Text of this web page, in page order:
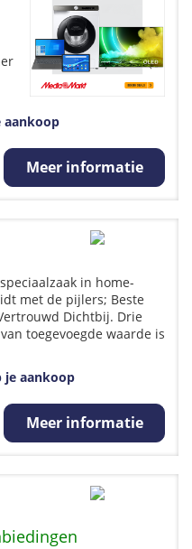
aankoop
Meer informatie
in home-
met de pijlers; Beste
Dichtbij. Drie
toegevoegde waarde is
je aankoop
Meer informatie